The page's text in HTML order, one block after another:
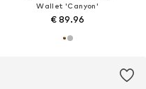
Wallet 'Canyon'
€ 89.96